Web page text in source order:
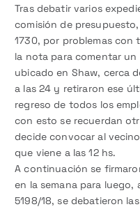
Tras debatir varios
comisión de
1730, por problemas con
la nota para comentar
ubicado en Shaw, cerca
a las 24 y retiraron ese
regreso de todos los
con esto se recuerdan
decide convocar al
que viene a las 12 hs.
A continuación se
en la semana para luego,
5198/18, se debatieron